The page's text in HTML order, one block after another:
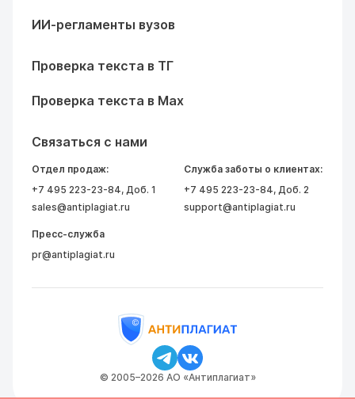
ИИ-регламенты вузов
Проверка текста в ТГ
Проверка текста в Max
Связаться с нами
Отдел продаж:
+7 495 223-23-84, Доб. 1
sales@antiplagiat.ru
Служба заботы о клиентах:
+7 495 223-23-84, Доб. 2
support@antiplagiat.ru
Пресс-служба
pr@antiplagiat.ru
© 2005–2026 АО «Антиплагиат»